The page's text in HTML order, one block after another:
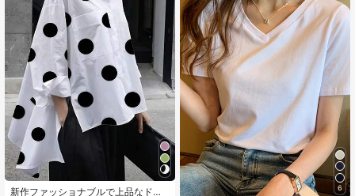
新作ファッショナブルで上品なドッ 6